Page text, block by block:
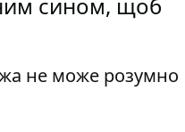
сином, щоб
не може розумно